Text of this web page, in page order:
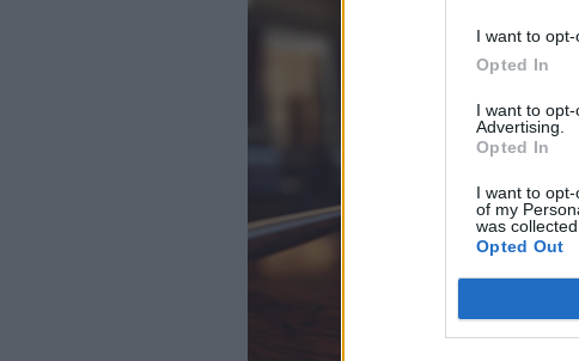
I want to
Opted In
I want to
Advertising.
Opted In
I want to
of my
was collected.
Opted Out